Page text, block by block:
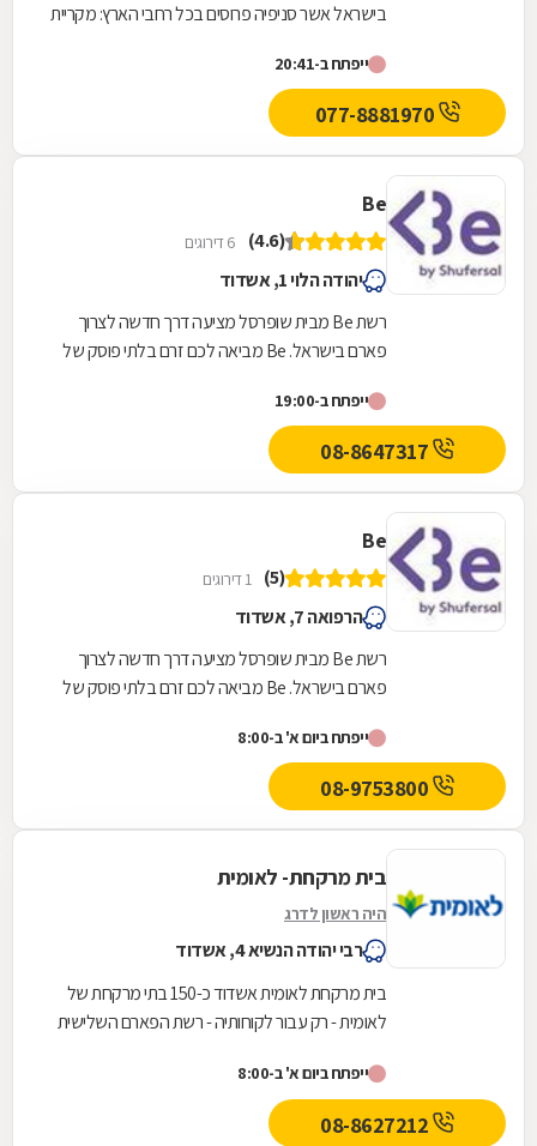
בישראל אשר סניפיה פרוסים בכל רחבי הארץ: מקריית
ייפתח ב-20:41
Be
(4.6) 6 דירוגים
יהודה הלוי 1, אשדוד
רשת Be מבית שופרסל מציעה דרך חדשה לצרוך
פארם בישראל. Be מביאה לכם זרם בלתי פוסק של
ובחו"ל, כזה...
ייפתח ב-19:00
Be
(5) 1 דירוגים
הרפואה 7, אשדוד
רשת Be מבית שופרסל מציעה דרך חדשה לצרוך
פארם בישראל. Be מביאה לכם זרם בלתי פוסק של
ובחו"ל, כזה...
ייפתח ביום א' ב-8:00
בית מרקחת- לאומית
היה ראשון לדרג
רבי יהודה הנשיא 4, אשדוד
בית מרקחת לאומית אשדוד כ-150 בתי מרקחת של
לאומית - רק עבור לקוחותיה - רשת הפארם השלישית
ייפתח ביום א' ב-8:00